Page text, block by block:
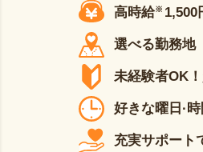
高時給※ 1,500
選べる勤務地
未経験者OK
好きな曜日·
充実サポート